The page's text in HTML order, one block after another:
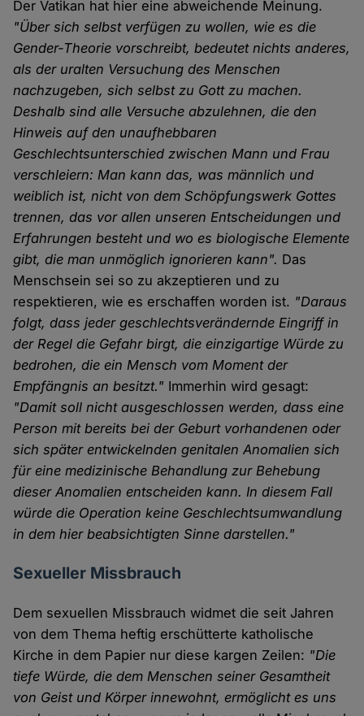
Der Vatikan hat hier eine abweichende Meinung.
"Über sich selbst verfügen zu wollen, wie es die
Gender-Theorie vorschreibt, bedeutet nichts anderes,
als der uralten Versuchung des Menschen
nachzugeben, sich selbst zu Gott zu machen.
Deshalb sind alle Versuche abzulehnen, die den
Hinweis auf den unaufhebbaren
Geschlechtsunterschied zwischen Mann und Frau
verschleiern: Man kann das, was männlich und
weiblich ist, nicht von dem Schöpfungswerk Gottes
trennen, das vor allen unseren Entscheidungen und
Erfahrungen besteht und wo es biologische Elemente
gibt, die man unmöglich ignorieren kann". Das
Menschsein sei so zu akzeptieren und zu
respektieren, wie es erschaffen worden ist. "Daraus
folgt, dass jeder geschlechtsverändernde Eingriff in
der Regel die Gefahr birgt, die einzigartige Würde zu
bedrohen, die ein Mensch vom Moment der
Empfängnis an besitzt." Immerhin wird gesagt:
"Damit soll nicht ausgeschlossen werden, dass eine
Person mit bereits bei der Geburt vorhandenen oder
sich später entwickelnden genitalen Anomalien sich
für eine medizinische Behandlung zur Behebung
dieser Anomalien entscheiden kann. In diesem Fall
würde die Operation keine Geschlechtsumwandlung
in dem hier beabsichtigten Sinne darstellen."
Sexueller Missbrauch
Dem sexuellen Missbrauch widmet die seit Jahren
von dem Thema heftig erschütterte katholische
Kirche in dem Papier nur diese kargen Zeilen: "Die
tiefe Würde, die dem Menschen seiner Gesamtheit
von Geist und Körper innewohnt, ermöglicht es uns